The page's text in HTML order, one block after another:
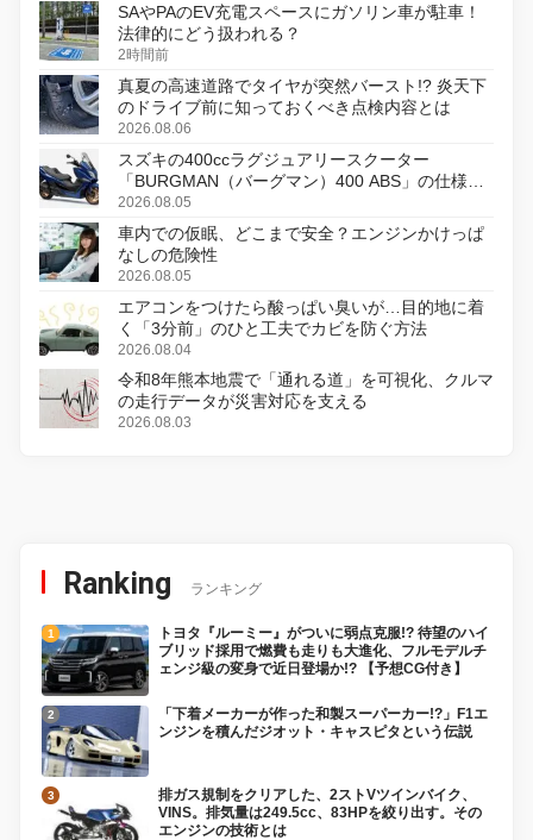
SAやPAのEV充電スペースにガソリン車が駐車！
法律的にどう扱われる？
2時間前
真夏の高速道路でタイヤが突然バースト!? 炎天下
のドライブ前に知っておくべき点検内容とは
2026.08.06
スズキの400ccラグジュアリースクーター
「BURGMAN（バーグマン）400 ABS」の仕様を
変更し、8月18日に発売
2026.08.05
車内での仮眠、どこまで安全？エンジンかけっぱ
なしの危険性
2026.08.05
エアコンをつけたら酸っぱい臭いが…目的地に着
く「3分前」のひと工夫でカビを防ぐ方法
2026.08.04
令和8年熊本地震で「通れる道」を可視化、クルマ
の走行データが災害対応を支える
2026.08.03
Ranking ランキング
トヨタ『ルーミー』がついに弱点克服!? 待望のハイ
ブリッド採用で燃費も走りも大進化、フルモデルチ
ェンジ級の変身で近日登場か!? 【予想CG付き】
「下着メーカーが作った和製スーパーカー!?」F1エ
ンジンを積んだジオット・キャスピタという伝説
排ガス規制をクリアした、2ストVツインバイク、
VINS。排気量は249.5cc、83HPを絞り出す。その
エンジンの技術とは